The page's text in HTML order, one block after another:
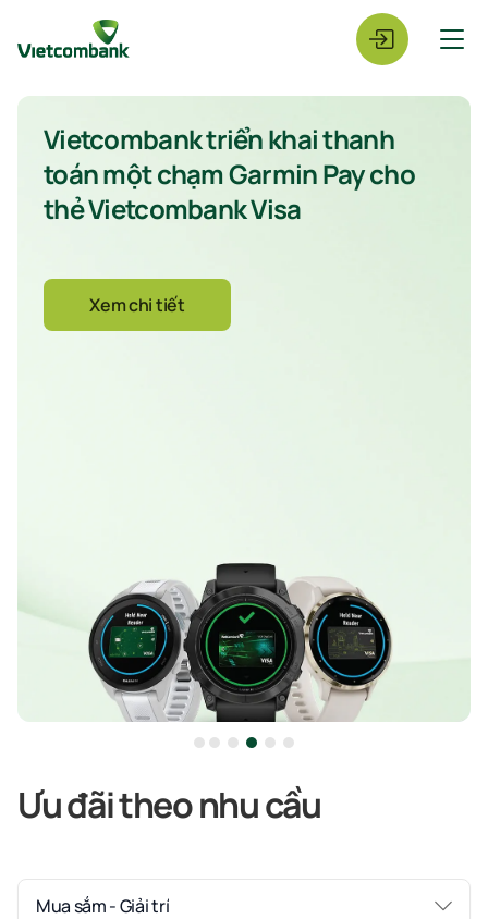
Vietcombank triển khai thanh
toán một chạm Garmin Pay cho
thẻ Vietcombank Visa
Xem chi tiết
Ưu đãi theo nhu cầu
Mua sắm - Giải trí